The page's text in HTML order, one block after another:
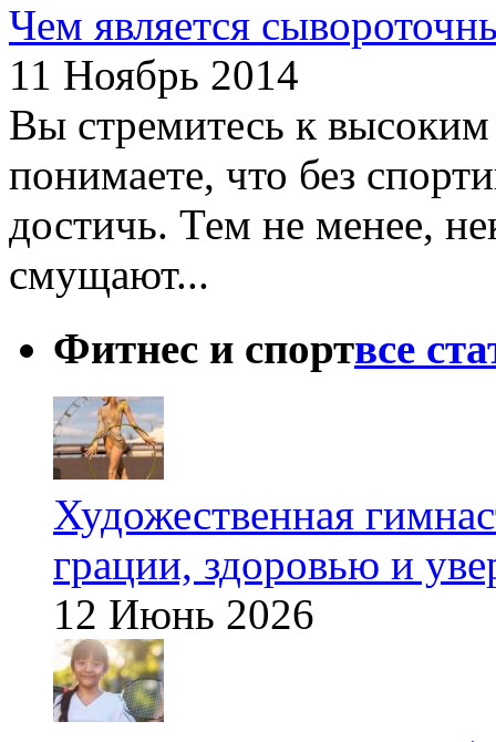
Чем является
11 Ноябрь 2014
Вы стремитесь к высоким
понимаете, что без
достичь. Тем не менее,
смущают...
Фитнес и спортвсе
Художественная
грации, здоровью и
12 Июнь 2026